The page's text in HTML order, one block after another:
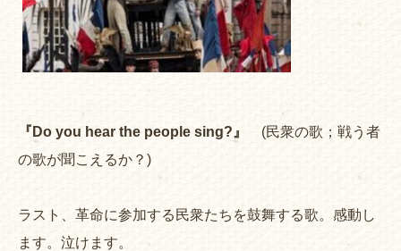
『Do you hear the people sing?』
(民衆の歌；戦う者
の歌が聞こえるか？)
ラスト、革命に参加する民衆たちを鼓舞する歌。感動し
ます。泣けます。